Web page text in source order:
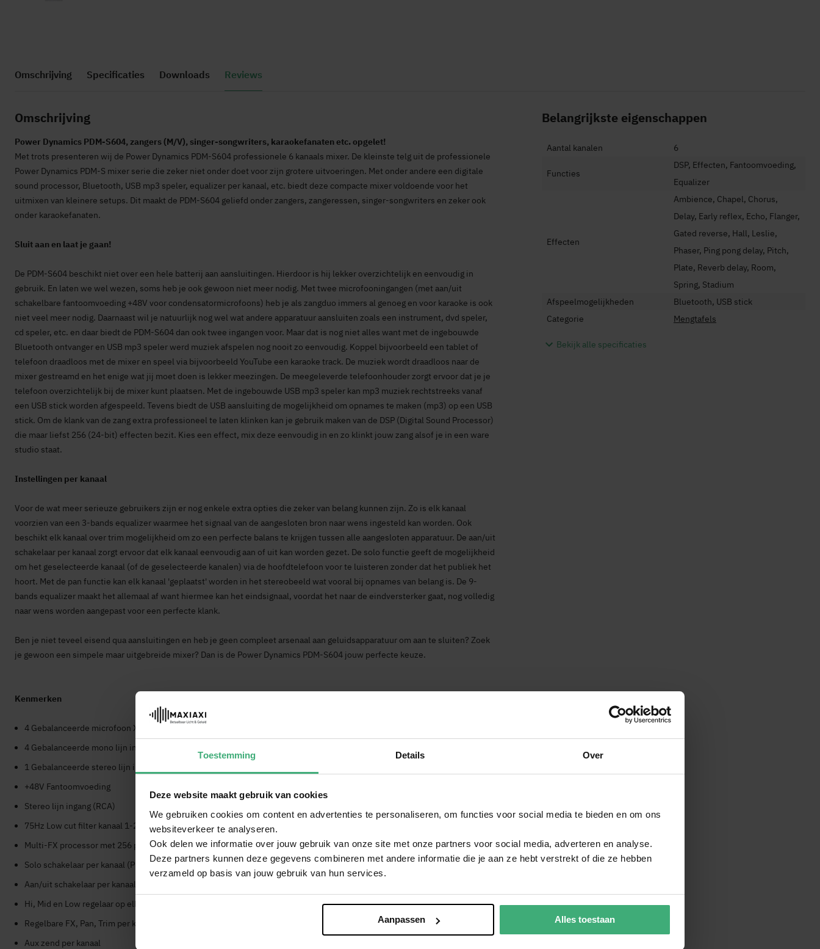
Toestemming Details Over
Deze website maakt gebruik van cookies
We gebruiken cookies om content en advertenties te personaliseren, om functies voor social media te bieden en om ons
websiteverkeer te analyseren.
Ook delen we informatie over jouw gebruik van onze site met onze partners voor social media, adverteren en analyse.
Deze partners kunnen deze gegevens combineren met andere informatie die je aan ze hebt verstrekt of die ze hebben
verzameld op basis van jouw gebruik van hun services.
Aanpassen Alles toestaan
het
de
gallerij
Omschrijving Specificaties Downloads Reviews
Omschrijving
Power Dynamics PDM-S604, zangers (M/V), singer-songwriters, karaokefanaten etc. opgelet!
Met trots presenteren wij de Power Dynamics PDM-S604 professionele 6 kanaals mixer. De kleinste telg uit de professionele
Power Dynamics PDM-S mixer serie die zeker niet onder doet voor zijn grotere uitvoeringen. Met onder andere een digitale
sound processor, Bluetooth, USB mp3 speler, equalizer per kanaal, etc. biedt deze compacte mixer voldoende voor het
uitmixen van kleinere setups. Dit maakt de PDM-S604 geliefd onder zangers, zangeressen, singer-songwriters en zeker ook
onder karaokefanaten.
Sluit aan en laat je gaan!
De PDM-S604 beschikt niet over een hele batterij aan aansluitingen. Hierdoor is hij lekker overzichtelijk en eenvoudig in
gebruik. En laten we wel wezen, soms heb je ook gewoon niet meer nodig. Met twee microfooningangen (met aan/uit
schakelbare fantoomvoeding +48V voor condensatormicrofoons) heb je als zangduo immers al genoeg en voor karaoke is ook
niet veel meer nodig. Daarnaast wil je natuurlijk nog wel wat andere apparatuur aansluiten zoals een instrument, dvd speler,
cd speler, etc. en daar biedt de PDM-S604 dan ook twee ingangen voor. Maar dat is nog niet alles want met de ingebouwde
Bluetooth ontvanger en USB mp3 speler werd muziek afspelen nog nooit zo eenvoudig. Koppel bijvoorbeeld een tablet of
telefoon draadloos met de mixer en speel via bijvoorbeeld YouTube een karaoke track. De muziek wordt draadloos naar de
mixer gestreamd en het enige wat jij moet doen is lekker meezingen. De meegeleverde telefoonhouder zorgt ervoor dat je je
telefoon overzichtelijk bij de mixer kunt plaatsen. Met de ingebouwde USB mp3 speler kan mp3 muziek rechtstreeks vanaf
een USB stick worden afgespeeld. Tevens biedt de USB aansluiting de mogelijkheid om opnames te maken (mp3) op een USB
stick. Om de klank van de zang extra professioneel te laten klinken kan je gebruik maken van de DSP (Digital Sound Processor)
die maar liefst 256 (24-bit) effecten bezit. Kies een effect, mix deze eenvoudig in en zo klinkt jouw zang alsof je in een ware
studio staat.
Instellingen per kanaal
Voor de wat meer serieuze gebruikers zijn er nog enkele extra opties die zeker van belang kunnen zijn. Zo is elk kanaal
voorzien van een 3-bands equalizer waarmee het signaal van de aangesloten bron naar wens ingesteld kan worden. Ook
beschikt elk kanaal over trim mogelijkheid om zo een perfecte balans te krijgen tussen alle aangesloten apparatuur. De aan/uit
schakelaar per kanaal zorgt ervoor dat elk kanaal eenvoudig aan of uit kan worden gezet. De solo functie geeft de mogelijkheid
om het geselecteerde kanaal (of de geselecteerde kanalen) via de hoofdtelefoon voor te luisteren zonder dat het publiek het
hoort. Met de pan functie kan elk kanaal 'geplaatst' worden in het stereobeeld wat vooral bij opnames van belang is. De 9-
bands equalizer maakt het allemaal af want hiermee kan het eindsignaal, voordat het naar de eindversterker gaat, nog volledig
naar wens worden aangepast voor een perfecte klank.
Ben je niet teveel eisend qua aansluitingen en heb je geen compleet arsenaal aan geluidsapparatuur om aan te sluiten? Zoek
je gewoon een simpele maar uitgebreide mixer? Dan is de Power Dynamics PDM-S604 jouw perfecte keuze.
Kenmerken
4 Gebalanceerde microfoon XLR ingangen
4 Gebalanceerde mono lijn ingangen 6.3mm Jack
1 Gebalanceerde stereo lijn ingang 2x 6.3mm Jack
+48V Fantoomvoeding
Stereo lijn ingang (RCA)
75Hz Low cut filter kanaal 1-2
Multi-FX processor met 256 presets
Solo schakelaar per kanaal (PFL)
Aan/uit schakelaar per kanaal
Hi, Mid en Low regelaar op elk kanaal
Regelbare FX, Pan, Trim per kanaal
Aux zend per kanaal
Belangrijkste eigenschappen
Aantal kanalen 6
Functies
DSP, Effecten, Fantoomvoeding,
Equalizer
Effecten
Ambience, Chapel, Chorus,
Delay, Early reflex, Echo, Flanger,
Gated reverse, Hall, Leslie,
Phaser, Ping pong delay, Pitch,
Plate, Reverb delay, Room,
Spring, Stadium
Afspeelmogelijkheden
Bluetooth, USB stick
Categorie
Mengtafels
Bekijk alle specificaties